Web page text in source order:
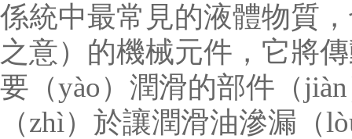
係統中最常見的液體物質
之意）的機械元件，它將
要（yào）潤滑的部件（
（zhì）於讓潤滑油滲漏（